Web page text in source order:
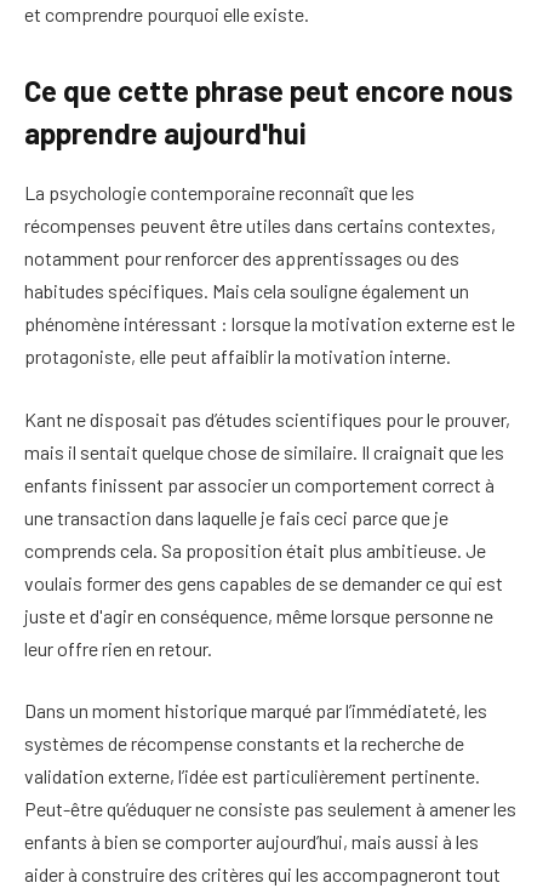
et comprendre pourquoi elle existe.
Ce que cette phrase peut encore nous
apprendre aujourd'hui
La psychologie contemporaine reconnaît que les
récompenses peuvent être utiles dans certains contextes,
notamment pour renforcer des apprentissages ou des
habitudes spécifiques. Mais cela souligne également un
phénomène intéressant : lorsque la motivation externe est le
protagoniste, elle peut affaiblir la motivation interne.
Kant ne disposait pas d’études scientifiques pour le prouver,
mais il sentait quelque chose de similaire. Il craignait que les
enfants finissent par associer un comportement correct à
une transaction dans laquelle je fais ceci parce que je
comprends cela. Sa proposition était plus ambitieuse. Je
voulais former des gens capables de se demander ce qui est
juste et d'agir en conséquence, même lorsque personne ne
leur offre rien en retour.
Dans un moment historique marqué par l’immédiateté, les
systèmes de récompense constants et la recherche de
validation externe, l’idée est particulièrement pertinente.
Peut-être qu’éduquer ne consiste pas seulement à amener les
enfants à bien se comporter aujourd’hui, mais aussi à les
aider à construire des critères qui les accompagneront tout